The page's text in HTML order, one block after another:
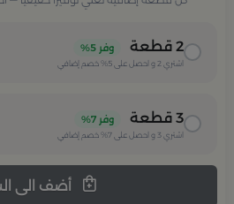
2 قطعة وفر 5%
اشتري 2 و احصل على 5% خصم إضافي
3 قطعة وفر 7%
اشتري 3 و احصل على 7% خصم إضافي